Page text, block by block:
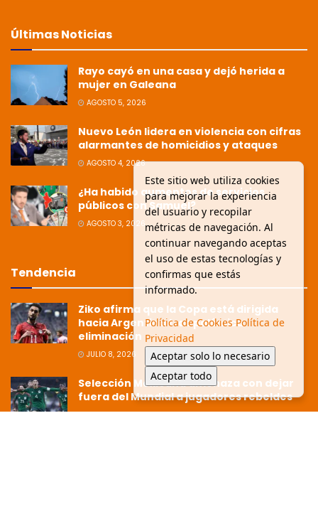
Últimas Noticias
Rayo cayó en una casa y dejó herida a
mujer en Galeana
AGOSTO 5, 2026
Nuevo León lidera en violencia con cifras
alarmantes de homicidios y ataques
AGOSTO 4, 2026
¿Ha habido aumentos de servicios
públicos con Samuel?
AGOSTO 3, 2026
Tendencia
Ziko afirma que la Copa está dirigida
hacia Argentina tras polémica
eliminación
JULIO 8, 2026
Selección Mexicana amenaza con dejar
fuera del Mundial a jugadores rebeldes
MAYO 6, 2026
Este sitio web utiliza cookies
para mejorar la experiencia
del usuario y recopilar
métricas de navegación. Al
continuar navegando aceptas
el uso de estas tecnologías y
confirmas que estás
informado.
Política de Cookies Política de
Privacidad
Aceptar solo lo necesario
Aceptar todo